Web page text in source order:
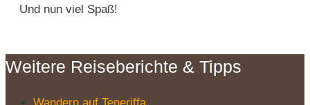
Und nun viel Spaß!
Weitere Reiseberichte & Tipps
Wandern auf Teneriffa